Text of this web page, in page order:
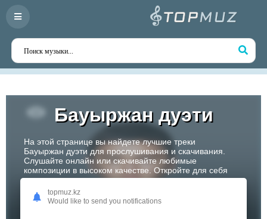
Бауыржан дуэти
На этой странице вы найдете лучшие треки
Бауыржан дуэти для прослушивания и скачивания.
Слушайте онлайн или скачивайте любимые
композиции в высоком качестве. Откройте для себя
творчество одного из самых перспективных артистов
Казахстана!
topmuz.kz
Would like to send you notifications